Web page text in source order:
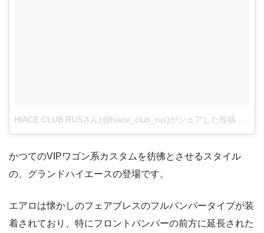
HIACE CLUB RUSさん(@hiace_club_rus)がシェアした投稿
かつてのVIPワゴン系カスタムを彷彿とさせるスタイル
の、グランドハイエースの登場です。
エアロは懐かしのフェアブレスのフルバンパータイプが装
着されており、特にフロントバンパーの前方に延長された